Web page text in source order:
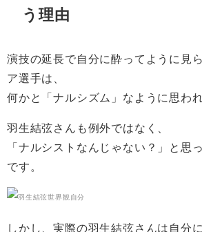
う理由
演技の延長で自分に酔ってように見
ア選手は、
何かと「ナルシズム」なように思わ
羽生結弦さんも例外ではなく、
「ナルシストなんじゃない？」と思
です。
しかし、実際の羽生結弦さんは自分